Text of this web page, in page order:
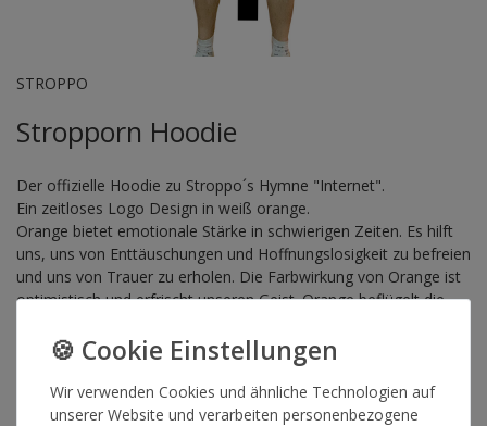
STROPPO
Stropporn Hoodie
Der offizielle Hoodie zu Stroppo´s Hymne "Internet".
Ein zeitloses Logo Design in weiß orange.
Orange bietet emotionale Stärke in schwierigen Zeiten. Es hilft
uns, uns von Enttäuschungen und Hoffnungslosigkeit zu befreien
und uns von Trauer zu erholen. Die Farbwirkung von Orange ist
optimistisch und erfrischt unseren Geist. Orange beflügelt die
Begeisterung für das pure Leben steht die Farbe Orange für
Abenteuer und Risikobereitschaft und inspiriert zu mehr
Selbstvertrauen und Unabhängigkeit.
Weiß steht für weiß.
Wir verwenden Cookies und ähnliche Technologien auf
unserer Website und verarbeiten personenbezogene